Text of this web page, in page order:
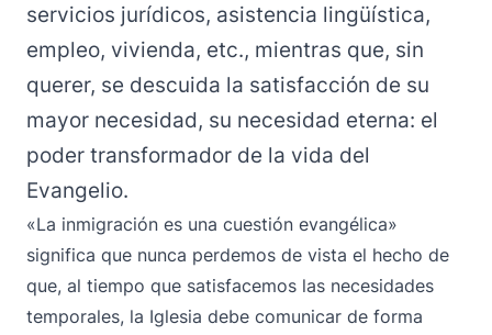
servicios jurídicos, asistencia lingüística,
empleo, vivienda, etc., mientras que, sin
querer, se descuida la satisfacción de su
mayor necesidad, su necesidad eterna: el
poder transformador de la vida del
Evangelio.
«La inmigración es una cuestión evangélica»
significa que nunca perdemos de vista el hecho de
que, al tiempo que satisfacemos las necesidades
temporales, la Iglesia debe comunicar de forma